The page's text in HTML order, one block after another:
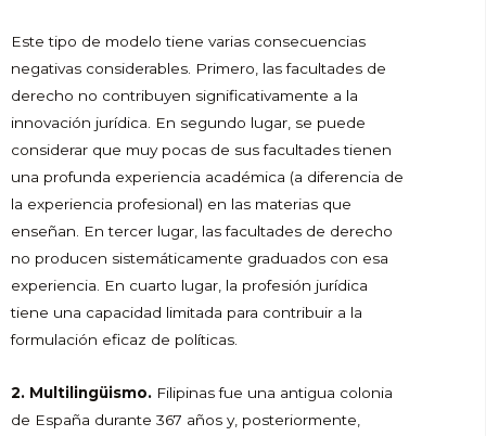
Este tipo de modelo tiene varias consecuencias
negativas considerables. Primero, las facultades de
derecho no contribuyen significativamente a la
innovación jurídica. En segundo lugar, se puede
considerar que muy pocas de sus facultades tienen
una profunda experiencia académica (a diferencia de
la experiencia profesional) en las materias que
enseñan. En tercer lugar, las facultades de derecho
no producen sistemáticamente graduados con esa
experiencia. En cuarto lugar, la profesión jurídica
tiene una capacidad limitada para contribuir a la
formulación eficaz de políticas.
2. Multilingüismo. Filipinas fue una antigua colonia
de España durante 367 años y, posteriormente,